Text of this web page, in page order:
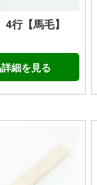
行【馬毛】
細を見る